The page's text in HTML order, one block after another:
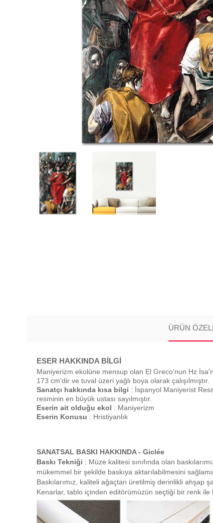
ÜRÜN
ESER HAKKINDA BİLGİ
Maniyerizm ekolüne mensup olan El Greco'nun Hz
173 cm'dir ve tuval üzeri yağlı boya olarak çalışılmıştır.
Sanatçı hakkında kısa bilgi : İspanyol Maniyerist
resminin en büyük ustası sayılmıştır.
Eserin ait olduğu ekol : Maniyerizm
Eserin Konusu : Hristiyanlık
SANATSAL BASKI HAKKINDA - Giclée
Baskı Tekniği : Müze kalitesi sınıfında olan
mükemmel bir şekilde baskıya aktarılabilmesini
Baskılarımız, kaliteli ağaçtan üretilmiş derinlikli ahşap
Kenarlar, tablo içinden editörümüzün seçtiği bir renk ile